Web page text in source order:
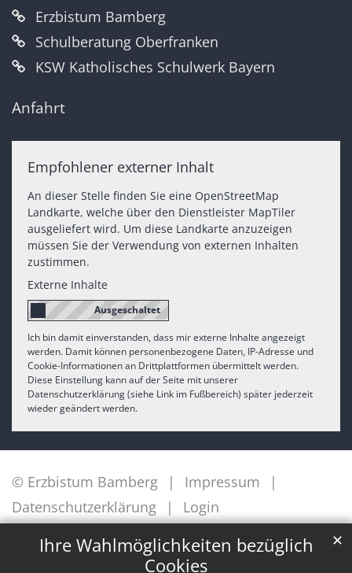
Ihre Wahlmöglichkeiten bezüglich
Cookies
✕
Erzbistum Bamberg
Schulberatung Oberfranken
KSW Katholisches Schulwerk Bayern
Anfahrt
Empfohlener externer Inhalt
An dieser Stelle finden Sie eine OpenStreetMap
Landkarte, welche über den Dienstleister MapTiler
ausgeliefert wird. Um diese Landkarte anzuzeigen
müssen Sie der Verwendung von externen Inhalten
zustimmen.
Externe Inhalte
Ich bin damit einverstanden, dass mir externe Inhalte angezeigt
werden. Damit können personenbezogene Daten, IP-Adresse und
Cookie-Informationen an Drittplattformen übermittelt werden.
Diese Einstellung kann auf der Seite mit unserer
Datenschutzerklärung (siehe Link im Fußbereich) später jederzeit
wieder geändert werden.
© Erzbistum Bamberg
Impressum
Datenschutzerklärung
Login